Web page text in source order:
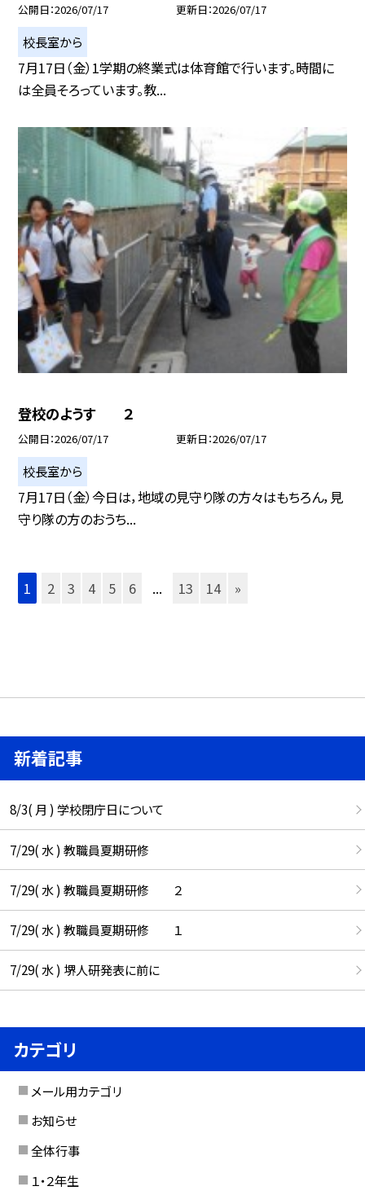
公開日 2026/07/17 更新日 2026/07/17
校長室から
7月17日（金）1学期の終業式は体育館で行います。時間に
は全員そろっています。教...
登校のようす ２
公開日 2026/07/17 更新日 2026/07/17
校長室から
7月17日（金）今日は，地域の見守り隊の方々はもちろん，見
守り隊の方のおうち...
1 2 3 4 5 6 ... 13 14 »
新着記事
8/3( 月 ) 学校閉庁日について
7/29( 水 ) 教職員夏期研修
7/29( 水 ) 教職員夏期研修 ２
7/29( 水 ) 教職員夏期研修 １
7/29( 水 ) 堺人研発表に前に
カテゴリ
メール用カテゴリ
お知らせ
全体行事
１・２年生